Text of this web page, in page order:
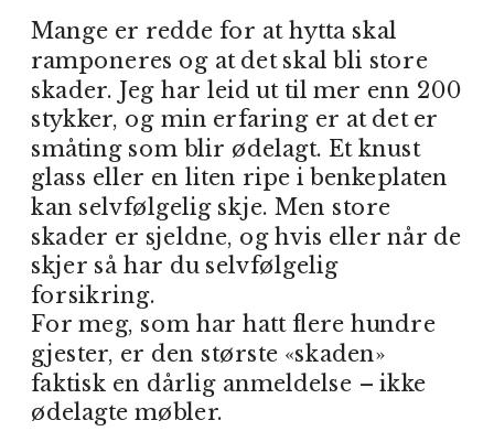
Mange er redde for at hytta skal
ramponeres og at det skal bli store
skader. Jeg har leid ut til mer enn 200
stykker, og min erfaring er at det er
småting som blir ødelagt. Et knust
glass eller en liten ripe i benkeplaten
kan selvfølgelig skje. Men store
skader er sjeldne, og hvis eller når de
skjer så har du selvfølgelig
forsikring.
For meg, som har hatt flere hundre
gjester, er den største «skaden»
faktisk en dårlig anmeldelse – ikke
ødelagte møbler.